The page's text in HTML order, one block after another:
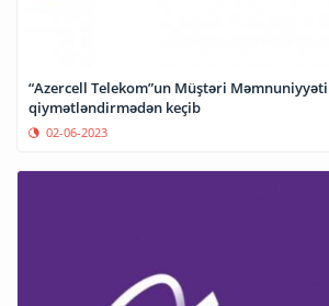
“Azercell Telekom”un Müştəri
qiymətləndirmədən keçib
02-06-2023